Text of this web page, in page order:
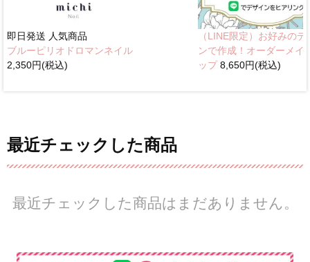
即日発送 人気商品
ブルーピリオドロマンネイル
2,350円(税込)
（LINE限定）お好みのデ
ンで作成！オーダーメイ
ップ8,650円(税込)
最近チェックした商品
最近チェックした商品はまだありません。